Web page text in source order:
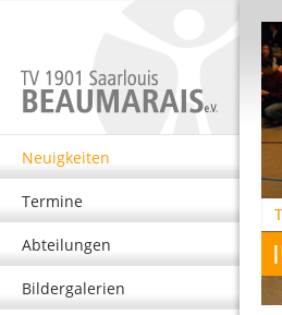
Neuigkeiten
Termine
Abteilungen
Bildergalerien